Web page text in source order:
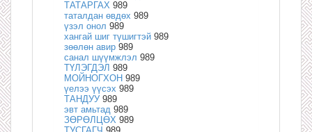
ТАТАРГАХ 989
таталдан өвдөх 989
үзэл онол 989
хангай шиг түшигтэй 989
зөөлөн авир 989
санал шүүмжлэл 989
ТҮЛЭГДЭЛ 989
МОЙНОГХОН 989
үелээ үүсэх 989
ТАНДУУ 989
эвт амьтад 989
ЗӨРӨЛЦӨХ 989